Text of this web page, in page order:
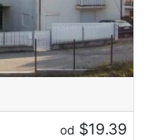
od $19.39